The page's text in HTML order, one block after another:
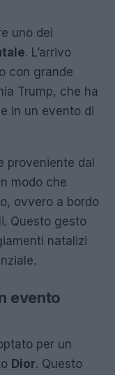
uno dei
. L’arrivo
con grande
Trump, che ha
in un evento di
proveniente dal
modo che
ovvero a bordo
Questo gesto
natalizi
evento
per un
Dior. Questo